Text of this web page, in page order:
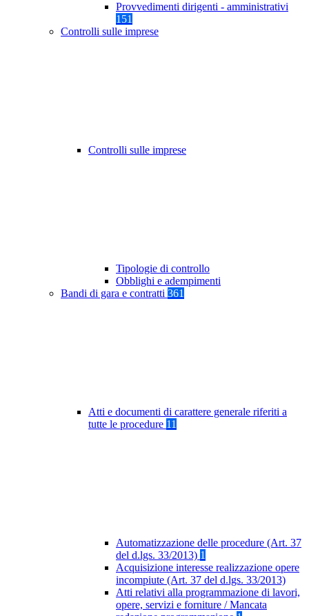
Provvedimenti dirigenti - amministrativi
151
Controlli sulle imprese
Controlli sulle imprese
Tipologie di controllo
Obblighi e adempimenti
Bandi di gara e contratti 361
Atti e documenti di carattere generale riferiti a
tutte le procedure 11
Automatizzazione delle procedure (Art. 37
del d.lgs. 33/2013) 1
Acquisizione interesse realizzazione opere
incompiute (Art. 37 del d.lgs. 33/2013)
Atti relativi alla programmazione di lavori,
opere, servizi e forniture / Mancata